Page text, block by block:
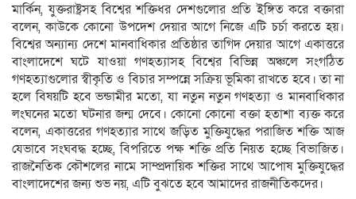
মার্কিন, যুক্তরাষ্ট্রসহ বিশ্বের শক্তিধর দেশগুলোর প্রতি ইঙ্গিত করে বক্তারা
বলেন, কাউকে কোনো উপদেশ দেয়ার আগে নিজে এটি চর্চা করতে হয়।
বিশ্বের অন্যান্য দেশে মানবাধিকার প্রতিষ্ঠার তাগিদ দেয়ার আগে একাত্তরে
বাংলাদেশে ঘটে যাওয়া গণহত্যাসহ বিশ্বের বিভিন্ন অঞ্চলে সংগঠিত
গণহত্যাগুলোর স্বীকৃতি ও বিচার সম্পন্নে সক্রিয় ভূমিকা রাখতে হবে। তা না
হলে বিষয়টি হবে ভন্ডামীর মতো, যা নতুন নতুন গণহত্যা ও মানবাধিকার
লংঘনের মতো ঘটনার জন্ম দেবে। কোনো কোনো বক্তা হতাশা ব্যক্ত করে
বলেন, একাত্তরের গণহত্যার সাথে জড়িত মুক্তিযুদ্ধের পরাজিত শক্তি আজ
যেভাবে সংঘবদ্ধ হচ্ছে, বিপরিতে পক্ষ শক্তি প্রতি নিয়ত হচ্ছে বিভাজিত।
রাজনৈতিক কৌশলের নামে সাম্প্রদায়িক শক্তির সাথে আপোষ মুক্তিযুদ্ধের
বাংলাদেশের জন্য শুভ নয়, এটি বুঝতে হবে আমাদের রাজনীতিকদের।